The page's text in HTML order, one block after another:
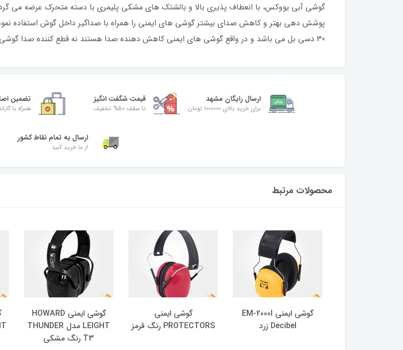
گوشی آبی یووکس، با انعطاف پذیری بالا و بالشتک های مشکی پلیمری با دسته متحرک عرضه می
پوشش دهی بهتر و کاهش صدای بیشتر گوشی های ایمنی را همراه با صداگیر داخل گوش استفاده
30 دسی بل می باشد و در واقع گوشی های ایمنی کاهش دهنده صدا هستند نه قطع کننده صدا.گوشی فوق تحت لیسانس آلمان می باشد.
ارسال رایگان مشهد
برای خرید بالای 1000000 تومان
قیمت شگفت‌ انگیز
تا سقف 50% تخفیف
تضمین
همراه با
ارسال به تمام نقاط کشور
از ما خرید کنید
محصولات مرتبط
گوشی ایمنی EM-2000I
Decibel زرد
گوشی ایمنی
PROTECTORS رنگ قرمز
گوشی ایمنی HOWARD
LEIGHT مدل THUNDER
T3 رنگ مشکی